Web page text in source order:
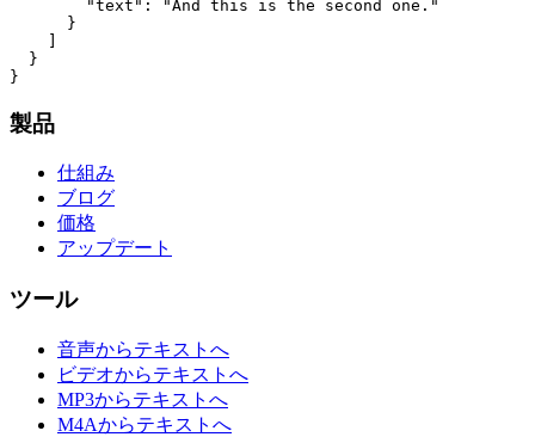
        "text": "And this is the second one."
      }
  }
}
製品
仕組み
ブログ
価格
アップデート
ツール
音声からテキストへ
ビデオからテキストへ
MP3からテキストへ
M4Aからテキストへ